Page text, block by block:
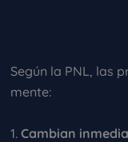
Según la PNL, las
mente:
1. Cambian